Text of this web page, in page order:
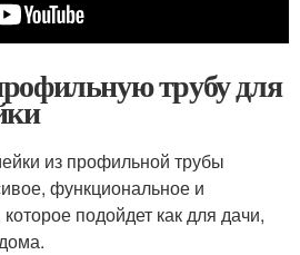
трубу для
из профильной трубы
функциональное и
подойдет как для дачи,